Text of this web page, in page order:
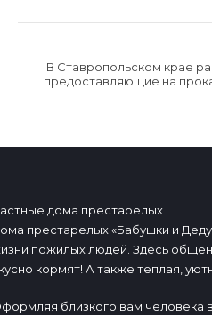
В Ставропольском крае
предоставляющие на
дома престарелых
престарелых «Бабушки и
пожилых людей. Здесь
кормят! А также теплая,
близкого вам человека